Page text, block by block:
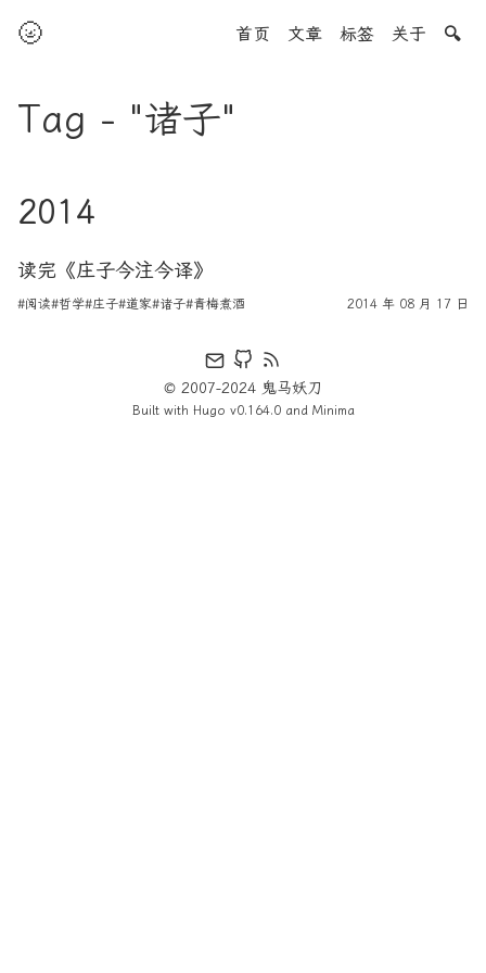
🌝 首页 文章 标签 关于 🔍
Tag - "诸子"
2014
读完《庄子今注今译》
#阅读#哲学#庄子#道家#诸子#青梅煮酒 2014 年 08 月 17 日
© 2007-2024 鬼马妖刀
Built with Hugo v0.164.0 and Minima